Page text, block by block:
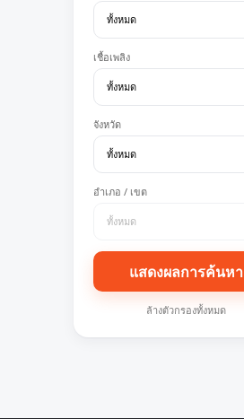
เชื้อเพลิง
จังหวัด
อำเภอ / เขต
แสดงผลการค้นหา
ล้างตัวกรองทั้งหมด